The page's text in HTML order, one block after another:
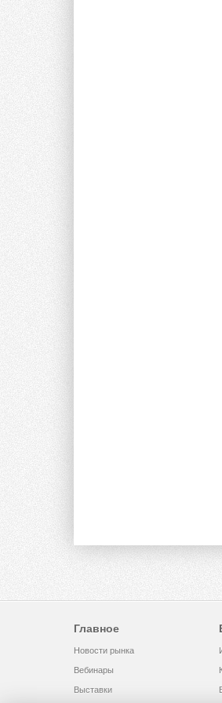
Главное
Новости рынка
Вебинары
Выставки